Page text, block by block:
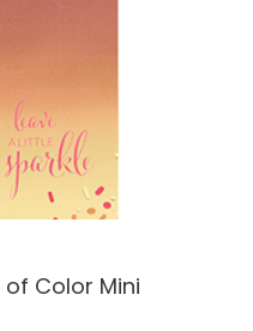
of Color Mini